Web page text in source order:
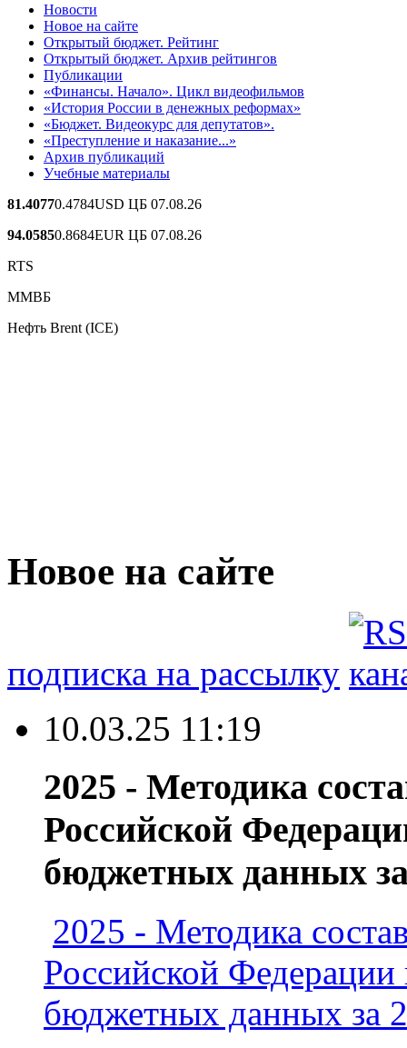
Новости
Новое на сайте
Открытый бюджет. Рейтинг
Открытый бюджет. Архив рейтингов
Публикации
«Финансы. Начало». Цикл видеофильмов
«История России в денежных реформах»
«Бюджет. Видеокурс для депутатов».
«Преступление и наказание...»
Архив публикаций
Учебные материалы
81.40770.4784USD ЦБ 07.08.26
94.05850.8684EUR ЦБ 07.08.26
RTS
ММВБ
Нефть Brent (ICE)
Новое на сайте
подписка на рассылку
10.03.25 11:19
2025 - Методика
Российской
бюджетных данных за
2025 - Методика
Российской
бюджетных данных за